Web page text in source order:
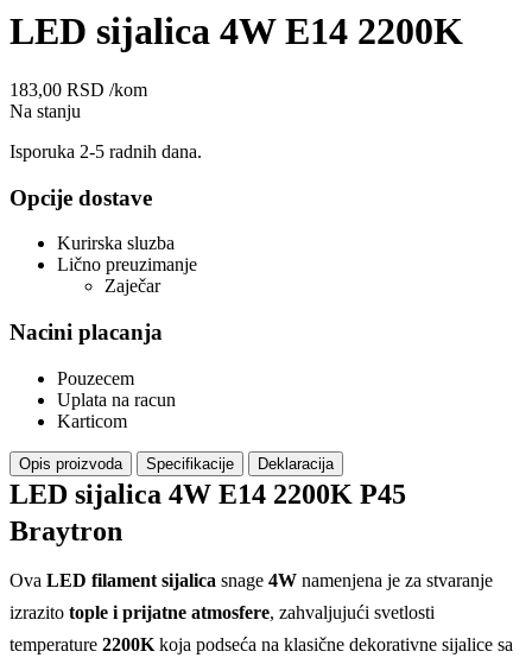
LED sijalica 4W E14 2200K
183,00 RSD /kom
Na stanju
Isporuka 2-5 radnih dana.
Opcije dostave
Kurirska sluzba
Lično preuzimanje
Zaječar
Nacini placanja
Pouzecem
Uplata na racun
Karticom
Opis proizvoda Specifikacije Deklaracija
LED sijalica 4W E14 2200K P45
Braytron
Ova LED filament sijalica snage 4W namenjena je za stvaranje
izrazito tople i prijatne atmosfere, zahvaljujući svetlosti
temperature 2200K koja podseća na klasične dekorativne sijalice sa